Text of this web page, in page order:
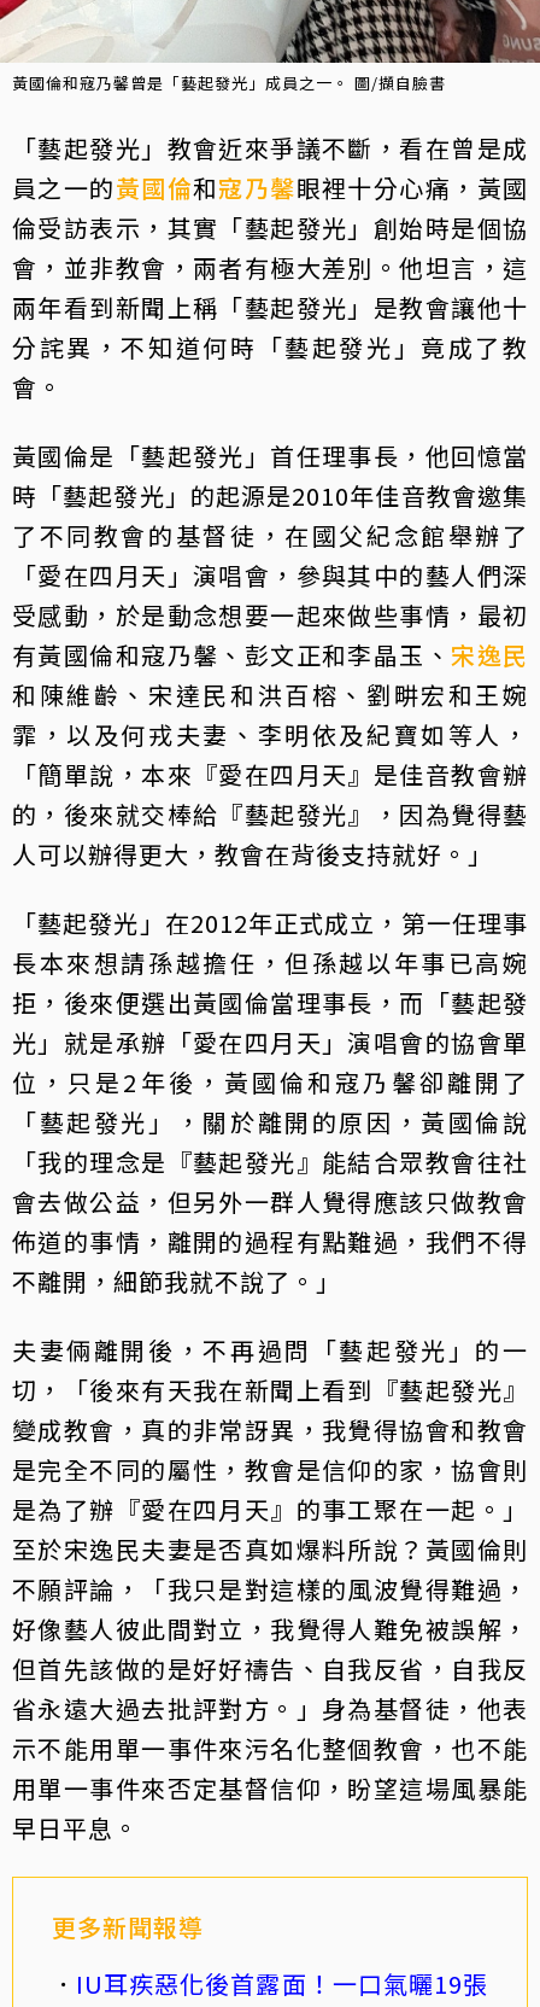
黃國倫和寇乃馨曾是「藝起發光」成員之一。 圖/擷自臉書
「藝起發光」教會近來爭議不斷，看在曾是成
員之一的黃國倫和寇乃馨眼裡十分心痛，黃國
倫受訪表示，其實「藝起發光」創始時是個協
會，並非教會，兩者有極大差別。他坦言，這
兩年看到新聞上稱「藝起發光」是教會讓他十
分詫異，不知道何時「藝起發光」竟成了教
會。
黃國倫是「藝起發光」首任理事長，他回憶當
時「藝起發光」的起源是2010年佳音教會邀集
了不同教會的基督徒，在國父紀念館舉辦了
「愛在四月天」演唱會，參與其中的藝人們深
受感動，於是動念想要一起來做些事情，最初
有黃國倫和寇乃馨、彭文正和李晶玉、宋逸民
和陳維齡、宋達民和洪百榕、劉畊宏和王婉
霏，以及何戎夫妻、李明依及紀寶如等人，
「簡單說，本來『愛在四月天』是佳音教會辦
的，後來就交棒給『藝起發光』，因為覺得藝
人可以辦得更大，教會在背後支持就好。」
「藝起發光」在2012年正式成立，第一任理事
長本來想請孫越擔任，但孫越以年事已高婉
拒，後來便選出黃國倫當理事長，而「藝起發
光」就是承辦「愛在四月天」演唱會的協會單
位，只是2年後，黃國倫和寇乃馨卻離開了
「藝起發光」，關於離開的原因，黃國倫說
「我的理念是『藝起發光』能結合眾教會往社
會去做公益，但另外一群人覺得應該只做教會
佈道的事情，離開的過程有點難過，我們不得
不離開，細節我就不說了。」
夫妻倆離開後，不再過問「藝起發光」的一
切，「後來有天我在新聞上看到『藝起發光』
變成教會，真的非常訝異，我覺得協會和教會
是完全不同的屬性，教會是信仰的家，協會則
是為了辦『愛在四月天』的事工聚在一起。」
至於宋逸民夫妻是否真如爆料所說？黃國倫則
不願評論，「我只是對這樣的風波覺得難過，
好像藝人彼此間對立，我覺得人難免被誤解，
但首先該做的是好好禱告、自我反省，自我反
省永遠大過去批評對方。」身為基督徒，他表
示不能用單一事件來污名化整個教會，也不能
用單一事件來否定基督信仰，盼望這場風暴能
早日平息。
更多新聞報導
IU耳疾惡化後首露面！一口氣曬19張